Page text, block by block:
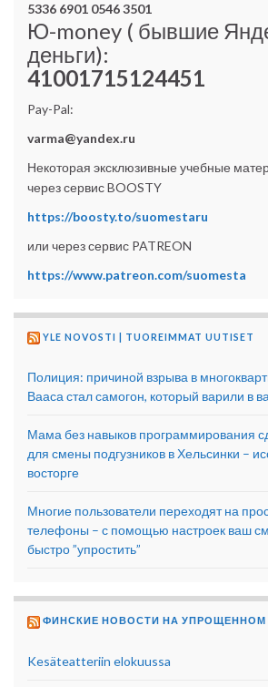
5336 6901 0546 3501
Ю-money ( бывшие
деньги):
41001715124451
Pay-Pal:
varma@yandex.ru
Некоторая эксклюзивные учебные
через сервис BOOSTY
https://boosty.to/suomestaru
или через сервис PATREON
https://www.patreon.com/suomesta
YLE NOVOSTI | TUOREIMMAT UUTISET
Полиция: причиной взрыва в
Вааса стал самогон, который варили в
Мама без навыков программирования
для смены подгузников в Хельсинки –
восторге
Многие пользователи переходят на
телефоны – с помощью настроек ваш
быстро ”упростить”
ФИНСКИЕ НОВОСТИ НА УПРОЩЕННОМ
Kesäteatteriin elokuussa